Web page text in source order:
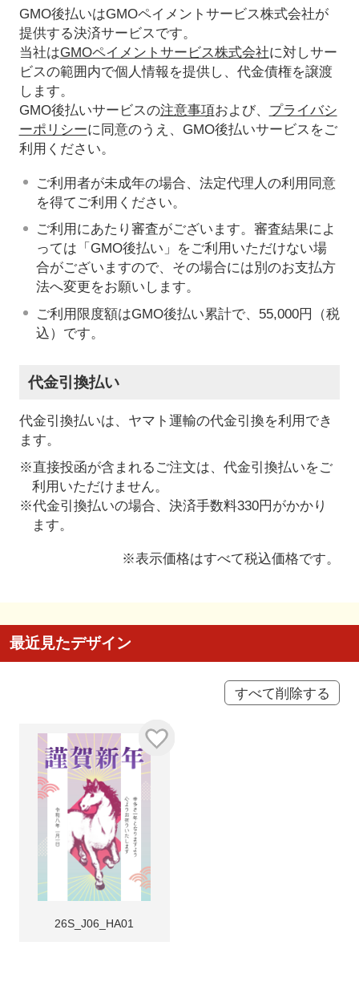
GMO後払いはGMOペイメントサービス株式会社が
提供する決済サービスです。
当社はGMOペイメントサービス株式会社に対しサー
ビスの範囲内で個人情報を提供し、代金債権を譲渡
します。
GMO後払いサービスの注意事項および、 プライバシ
ーポリシーに同意のうえ、GMO後払いサービスをご
利用ください。
ご利用者が未成年の場合、法定代理人の利用同意
を得てご利用ください。
ご利用にあたり審査がございます。審査結果によ
っては「GMO後払い」をご利用いただけない場
合がございますので、その場合には別のお支払方
法へ変更をお願いします。
ご利用限度額はGMO後払い累計で、55,000円（税
込）です。
代金引換払い
代金引換払いは、ヤマト運輸の代金引換を利用でき
ます。
※直接投函が含まれるご注文は、代金引換払いをご
利用いただけません。
※代金引換払いの場合、決済手数料330円がかかり
ます。
※表示価格はすべて税込価格です。
最近見たデザイン
すべて削除する
26S_J06_HA01